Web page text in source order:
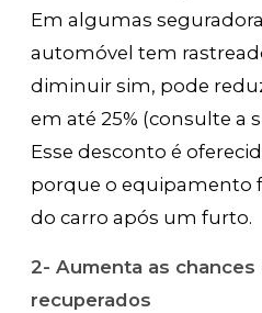
Em algumas
automóvel tem
diminuir sim, pode
em até 25% (consulte a
Esse desconto é
porque o equipamento
do carro após um furto.
2- Aumenta as
recuperados